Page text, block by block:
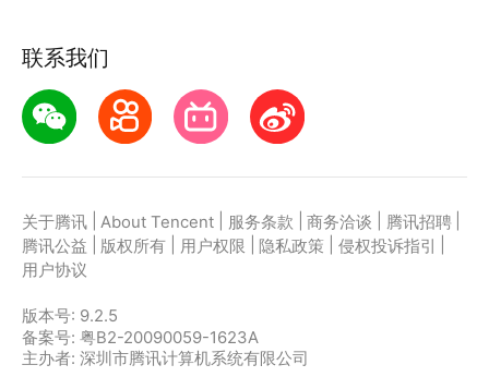
联系我们
关于腾讯 About Tencent 服务条款 商务洽谈 腾讯招聘
腾讯公益
版权所有 用户权限 隐私政策 侵权投诉指引
用户协议
版本号: 9.2.5
备案号: 粤B2-20090059-1623A
主办者: 深圳市腾讯计算机系统有限公司